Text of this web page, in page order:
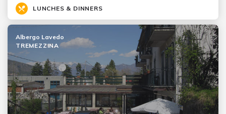
LUNCHES & DINNERS
Albergo Lavedo
TREMEZZINA